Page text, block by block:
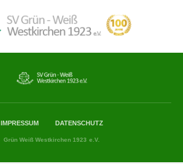
IMPRESSUM DATENSCHUTZ
Grün Weiß Westkirchen 1923 e.V.